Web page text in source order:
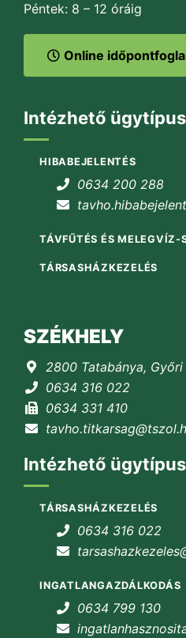
Péntek: 8 – 12 óráig
Online
Intézhető
HIBABEJELENTÉS
0634 200 288
TÁVFŰTÉS ÉS MELEGVÍZ-
TÁRSASHÁZKEZELÉS
SZÉKHELY
2800 Tatabánya,
0634 316 022
0634 331 410
Intézhető
TÁRSASHÁZKEZELÉS
0634 316 022
INGATLANGAZDÁLKODÁS
0634 799 130